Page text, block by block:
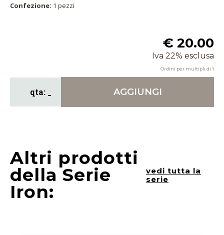
Confezione: 1 pezzi
€ 20.00
Iva 22% esclusa
Ordini per multipli di 1
AGGIUNGI
Altri prodotti
della Serie
Iron:
vedi tutta la
serie